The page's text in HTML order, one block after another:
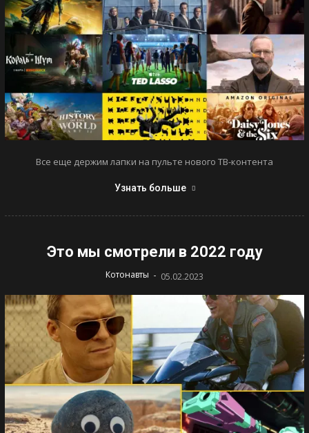
Все еще держим лапки на пульте нового ТВ-контента
Узнать больше
Это мы смотрели в 2022 году
Котонавты - 05.02.2023